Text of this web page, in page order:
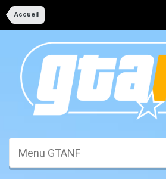
Accueil
Menu GTANF